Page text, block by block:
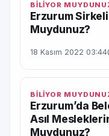
BİLİYOR
Erzurum Sirkeli
Muydunuz?
18 Kasım 2022 03:44
BİLİYOR
Erzurum’da
Asıl
Muydunuz?